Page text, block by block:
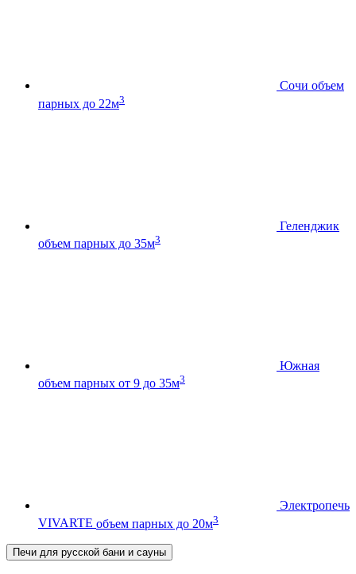
Сочи объем
парных до 22м3
Геленджик
объем парных до 35м3
Южная
объем парных от 9 до 35м3
Электропечь
VIVARTE объем парных до 20м3
Печи для русской бани и сауны